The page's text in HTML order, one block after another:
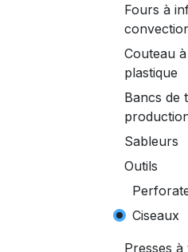
Fours à
Couteau
plastique
Bancs de
Sableurs
Outils
Ciseaux
Presses